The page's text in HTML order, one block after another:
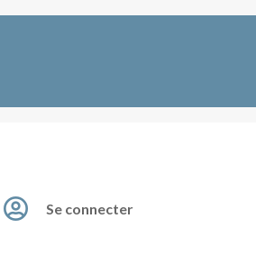
 Se connecter